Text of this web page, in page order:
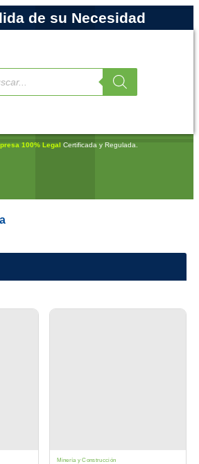
de su Necesidad
100% Legal Certificada y Regulada.
Minería y Construcción